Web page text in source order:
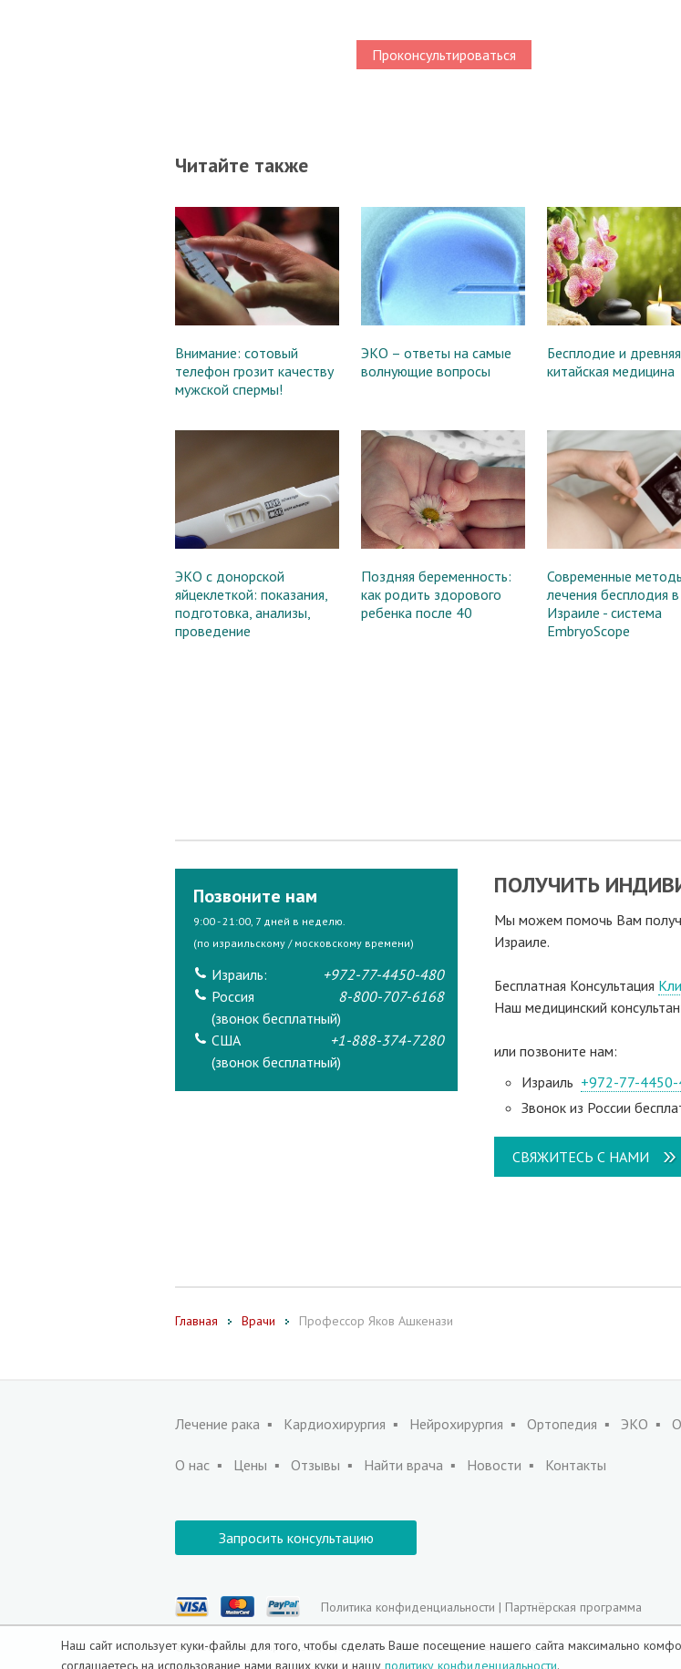
Проконсультироваться
Читайте также
Внимание: сотовый
телефон грозит качеству
мужской спермы!
ЭКО – ответы на самые
волнующие вопросы
Бесплодие и древняя
китайская медицина
ЭКО с донорской
яйцеклеткой: показания,
подготовка, анализы,
проведение
Поздняя беременность:
как родить здорового
ребенка после 40
Современные
лечения бесплодия в
Израиле - система
EmbryoScope
ПОЛУЧИТЬ
Мы можем помочь Вам
Израиле.
Бесплатная Консультация
Наш медицинский
или позвоните нам:
Израиль +972-77-4450-
Звонок из России
СВЯЖИТЕСЬ С НАМИ
Позвоните нам
9:00 - 21:00, 7 дней в неделю.
(по израильскому / московскому времени)
Израиль:
+972-77-4450-480
Россия
(звонок бесплатный)
8-800-707-6168
США
(звонок бесплатный)
+1-888-374-7280
Главная Врачи Профессор Яков Ашкенази
Наш сайт использует куки-файлы для того, чтобы сделать Ваше посещение нашего сайта максимально
соглашаетесь на использование нами ваших куки и нашуполитику конфиденциальности.
Лечение рака Кардиохирургия Нейрохирургия Ортопедия ЭКО
О нас Цены Отзывы Найти врача Новости Контакты
Запросить консультацию
Политика конфиденциальности | Партнёрская программа
© 2010-2026 Все права защищены, D.R.A Medical - Лечение в Израиле